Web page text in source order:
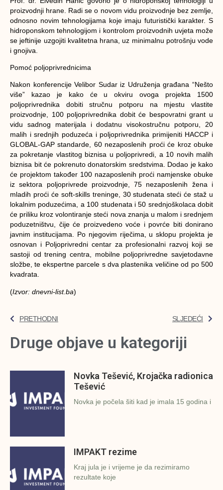
proizvodnji hrane. Radi se o novom vidu proizvodnje bez zemlje,
odnosno novim tehnologijama koje imaju futuristički karakter. S
hidroponskom tehnologijom i kontrolom proizvodnih uvjeta može
se jeftinije uzgojiti kvalitetna hrana, uz minimalnu potrošnju vode
i gnojiva.
Pomoć poljoprivrednicima
Nakon konferencije Velibor Sudar iz Udruženja građana “Nešto
više” kazao je kako će u okviru ovoga projekta 1500
poljoprivrednika dobiti stručnu potporu na mjestu vlastite
proizvodnje, 100 poljoprivrednika dobit će bespovratni grant u
vidu sadnog materijala i dodatnu visokostručnu potporu, 20
malih i srednjih poduzeća i poljoprivrednika primijeniti HACCP i
GLOBAL-GAP standarde, 60 nezaposlenih proći će kroz obuke
za pokretanje vlastitog biznisa u poljoprivredi, a 10 novih malih
biznisa bit će pokrenuto donatorskim sredstvima. Dodao je kako
će projektom također 100 nazaposlenih proći namjenske obuke
iz sektora poljoprivrede proizvodnje, 75 nezaposlenih žena i
mladih proći će soft-skills treninge, 30 studenata steći će staž u
lokalnim poduzećima, a 100 studenata i 50 srednjoškolaca dobit
će priliku kroz volontiranje steći nova znanja u malom i srednjem
poduzetništvu, čije će proizvedeno voće i povrće biti donirano
javnim institucijama. Po njegovim riječima, u sklopu projekta je
osnovan i Poljoprivredni centar za profesionalni razvoj koji se
sastoji od trening centra, mobilne poljoprivredne savjetodavne
složbe, te ekspertne parcele s dva plastenika veličine od po 500
kvadrata.
(Izvor: dnevni-list.ba)
PRETHODNI SLJEDEĆI
Druge objave u kategoriji
Novka Tešević, Krojačka radionica
Tešević
Novka je počela šiti kad je imala 15 godina i
IMPAKT rezime
Kraj jula je i vrijeme je da rezimiramo
rezultate koje